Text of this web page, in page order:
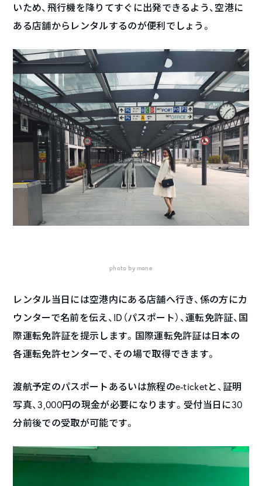
いため、飛行機を降りてすぐに出発できるよう、空港に
ある店舗からレンタルするのが便利でしょう。
photo by mone
レンタル当日には空港内にある店舗へ行き、係の方にカ
ウンターで名前を伝え、ID（パスポート）、運転免許証、国
際運転免許証を提示します。国際運転免許証は日本の
各運転免許センターで、その場で取得できます。
渡航予定のパスポートあるいは旅程のe-ticketと、証明
写真、3,000円の現金が必要になります。受付当日に30
分前後での受取が可能です。